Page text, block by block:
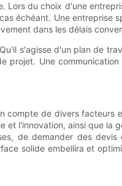
du choix d'une
échéant. Une entreprise
dans les délais
s'agisse d'un plan de
Une
compte de divers facteurs
et l'innovation, ainsi que la
de demander des
solide embellira et